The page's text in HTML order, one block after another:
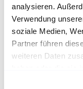
analysieren.
Verwendung
soziale Medien,
Partner führen
weiteren Daten
Konfigurieren
passenden
unverbindliches